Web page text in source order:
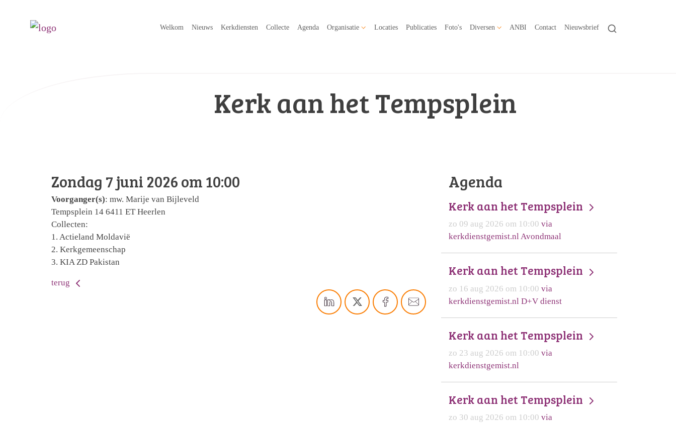
Welkom Nieuws Kerkdiensten Collecte Agenda Organisatie Locaties Publicaties Foto's Diversen ANBI Contact Nieuwsbrief
Kerk aan het Tempsplein
Zondag 7 juni 2026 om 10:00
Voorganger(s): mw. Marije van Bijleveld
Tempsplein 14 6411 ET Heerlen
Collecten:
1. Actieland Moldavië
2. Kerkgemeenschap
3. KIA ZD Pakistan
terug
Agenda
Kerk aan het Tempsplein
zo 09 aug 2026 om 10:00 via
kerkdienstgemist.nl Avondmaal
Kerk aan het Tempsplein
zo 16 aug 2026 om 10:00 via
kerkdienstgemist.nl D+V dienst
Kerk aan het Tempsplein
zo 23 aug 2026 om 10:00 via
kerkdienstgemist.nl
Kerk aan het Tempsplein
zo 30 aug 2026 om 10:00 via